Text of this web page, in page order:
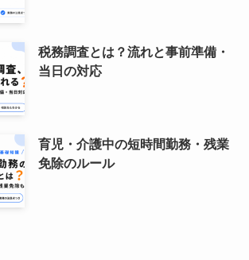
税務調査とは？流れと事前準備・
当日の対応
育児・介護中の短時間勤務・残業
免除のルール